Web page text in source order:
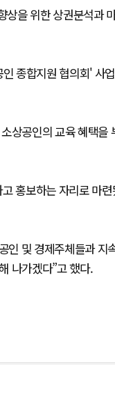
상을 위한 상권분석과
종합지원 협의회' 사
상공인의 교육 혜택을
홍보하는 자리로 마련
인 및 경제주체들과 지
나가겠다”고 했다.